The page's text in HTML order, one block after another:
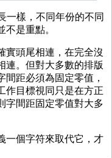
一樣，不同年份的不同
是重點。
實頭尾相連，在完全沒
連。但對大多數的排版
距必須為固定零值，
作目標視同只是在方正
字間距固定零值對大多
一個字符來取代它，才